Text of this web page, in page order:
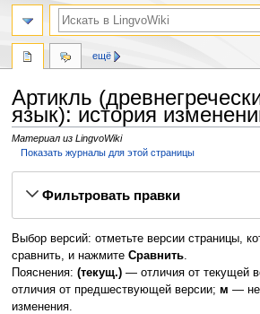
Артикль
язык): история
Материал из LingvoWiki
Показать журналы для этой страницы
Фильтровать правки
Выбор версий: отметьте версии страницы,
сравнить, и нажмите Сравнить.
Пояснения: (текущ.)— отличия от текущей
отличия от предшествующей версии; м —
изменения.
ещё